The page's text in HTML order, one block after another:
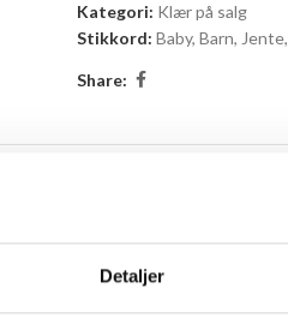
Detaljer
Kategori: Klær på salg
Stikkord: Baby, Barn, Jente,
Share: